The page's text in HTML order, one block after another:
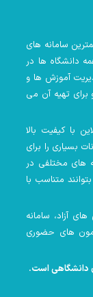
سامانه های
دانشگاه ها در
آموزش ها و
برای تهیه آن می
با کیفیت بالا
بسیاری را برای
های مختلفی در
متناسب با
آموزش های آزاد، سامانه
های حضوری
دانشگاهی است.